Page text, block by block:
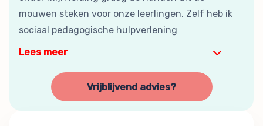
mouwen steken voor onze leerlingen. Zelf heb ik
sociaal pedagogische hulpverlening
Lees meer
Vrijblijvend advies?